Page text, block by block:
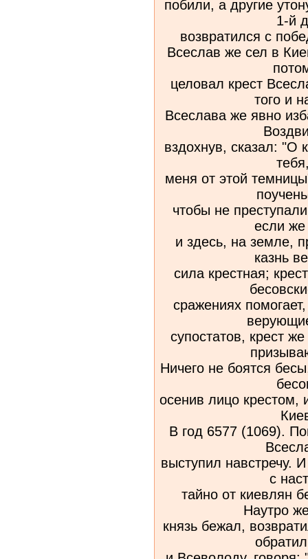
побили, а другие
1-й
возвратился с
Всеслав же сел в
целовал крест
того и
Всеслава же явно
вздохнув, сказал: "О
меня от этой
чтобы не
если же
и здесь, на земле,
казнь
сила крестная;
сражениях
супостатов, крест
Ничего не боятся
осенив лицо крестом,
В год 6577 (1069).
выступил навстречу.
с
тайно от киевлян
Наутро
князь бежал,